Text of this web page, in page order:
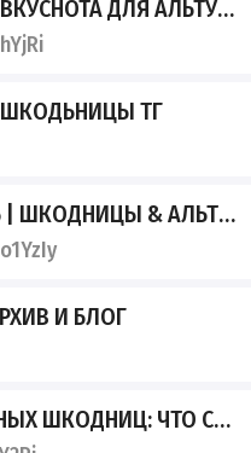
ДЛЯ АЛЬТУШЕК ТГК
ТГ
& АЛЬТУШКИ
И БЛОГ
ЧТО СКРЫВАЮТ ИХ ТЕЛЕФОНЫ